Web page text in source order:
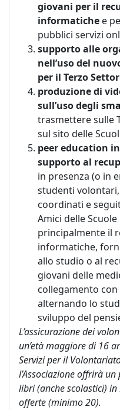
giovani per il
informatiche e
pubblici servizi
supporto alle
nell’uso del
per il Terzo
produzione di
sull’uso degli
trasmettere sulle
sul sito delle
peer education
supporto al
in presenza (o in
studenti
coordinati e
Amici delle
principalmente il
informatiche,
allo studio o al
giovani delle
collegamento
alternando lo
sviluppo del
L’assicurazione dei
un’età maggiore di 16
Servizi per il
l’Associazione offrirà
libri (anche scolastici)
offerte (minimo 20).